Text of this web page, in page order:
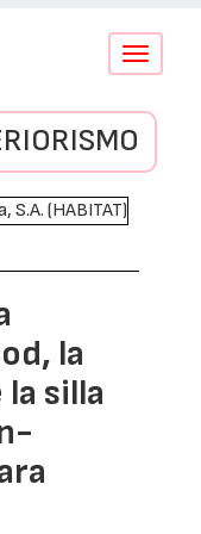
Conmutar
la
silla